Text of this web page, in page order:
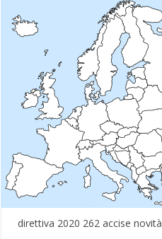
direttiva 2020 262 accise novità